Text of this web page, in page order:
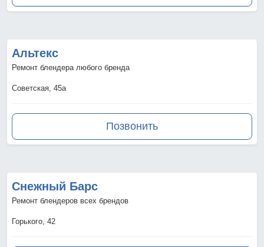
Альтекс
Ремонт блендера любого бренда
Советская, 45а
Позвонить
Снежный Барс
Ремонт блендеров всех брендов
Горького, 42